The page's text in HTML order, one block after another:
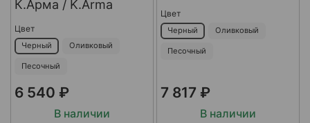
К.Арма / K.Arma
Цвет
Черный Оливковый
Песочный
6 540 ₽
В наличии
Цвет
Черный Оливковый
Песочный
7 817 ₽
В наличии